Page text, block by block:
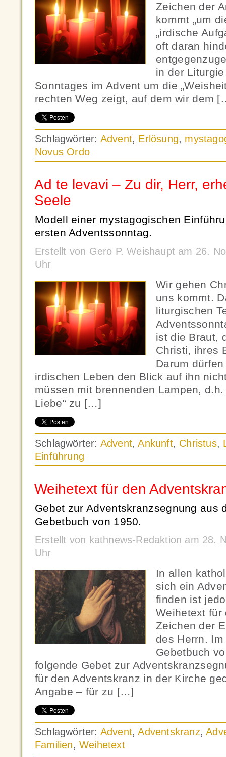
Zeichen der
kommt „um
„irdische
oft daran
in der
Sonntages im Advent um die
rechten Weg zeigt, auf dem wir dem
Schlagwörter: Advent, Erlösung,
Novus Ordo
Ad te levavi – Zu dir, Herr,
Seele
Modell einer mystagogischen
ersten Adventssonntag.
Erstellt von Gero P. Weishaupt am 26.
Uhr
Wir gehen
uns kommt.
liturgischen
ist die Braut,
Christi, ihres
Darum
irdischen Leben den Blick auf ihn
müssen mit brennenden Lampen, d.h.
Liebe“ zu […]
Schlagwörter: Advent,Ankunft, Christus,
Einführung
Weihetext für den
Gebet zur Adventskranzsegnung aus
Gebetbuch von 1950.
Erstellt von kathnews-Redaktion am 28.
Uhr
In allen
sich ein
finden ist
Weihetext für
Zeichen der
des Herrn.
Gebetbuch
folgende Gebet zur
für den Adventskranz in der Kirche
Angabe – für zu […]
Schlagwörter: Advent,Adventskranz,
Familien,Weihetext